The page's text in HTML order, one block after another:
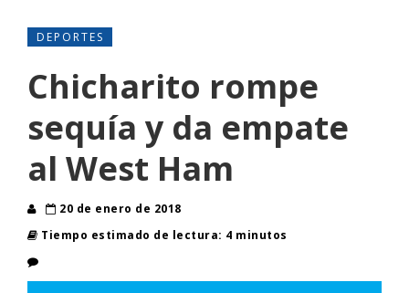
DEPORTES
Chicharito rompe
sequía y da empate
al West Ham
20 de enero de 2018
Tiempo estimado de lectura: 4 minutos